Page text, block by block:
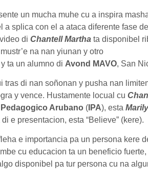
un mucha muhe cu a inspira
splica con el a ataca diferente fase
di Chantell Martha ta disponibel
na nan yiunan y otro
ta un alumno di Avond MAVO, San
tras di nan soñonan y pusha nan
y vence. Hustamente locual cu
Pedagogico Arubano ( IPA), esta
e presentacion, esta “Believe” (kere).
e importancia pa un persona kere
cu educacion ta un beneficio fuerte,
disponibel pa tur persona cu na